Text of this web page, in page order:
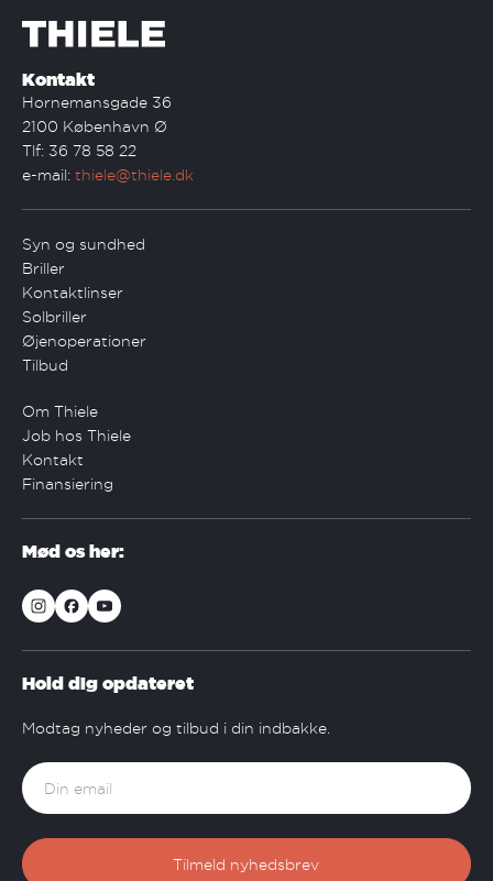
Kontakt
Hornemansgade 36
2100 København Ø
Tlf: 36 78 58 22
e-mail: thiele@thiele.dk
Syn og sundhed
Briller
Kontaktlinser
Solbriller
Øjenoperationer
Tilbud
Om Thiele
Job hos Thiele
Kontakt
Finansiering
Mød os her:
Hold dig opdateret
Modtag nyheder og tilbud i din indbakke.